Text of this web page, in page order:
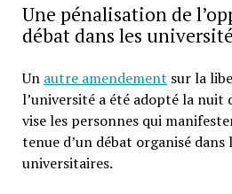
Une pénalisation de
débat dans les
Un autre amendement sur la
l’université a été adopté la nuit
vise les personnes qui
tenue d’un débat organisé dans
universitaires.